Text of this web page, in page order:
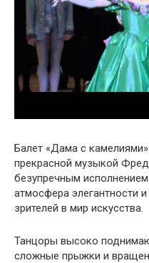
Балет «Дама с камелиями»
прекрасной музыкой
безупречным
атмосфера элегантности
зрителей в мир искусства.
Танцоры высоко
сложные прыжки и